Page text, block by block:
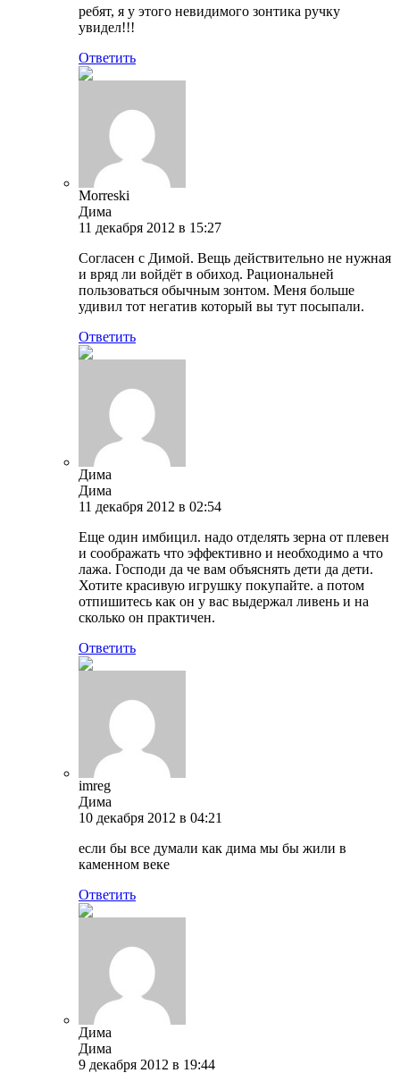
ребят, я у этого невидимого зонтика ручку
увидел!!!
Ответить
Morreski
Дима
11 декабря 2012 в 15:27
Согласен с Димой. Вещь действительно не нужная
и вряд ли войдёт в обиход. Рациональней
пользоваться обычным зонтом. Меня больше
удивил тот негатив который вы тут посыпали.
Ответить
Дима
Дима
11 декабря 2012 в 02:54
Еще один имбицил. надо отделять зерна от плевен
и соображать что эффективно и необходимо а что
лажа. Господи да че вам объяснять дети да дети.
Хотите красивую игрушку покупайте. а потом
отпишитесь как он у вас выдержал ливень и на
сколько он практичен.
Ответить
imreg
Дима
10 декабря 2012 в 04:21
если бы все думали как дима мы бы жили в
каменном веке
Ответить
Дима
Дима
9 декабря 2012 в 19:44